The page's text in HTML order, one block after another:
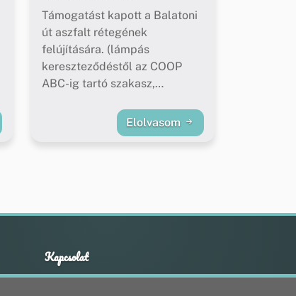
Támogatást kapott a Balatoni
út aszfalt rétegének
felújítására. (lámpás
kereszteződéstől az COOP
ABC-ig tartó szakasz,
Elolvasom
Kapcsolat
+36 20 211 1888